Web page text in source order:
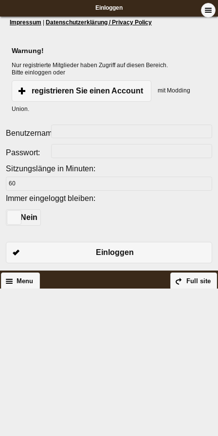
Einloggen
Impressum Datenschutzerklärung / Privacy Policy
Warnung!
Nur registrierte Mitglieder haben Zugriff auf diesen Bereich.
Bitte einloggen oder
registrieren Sie einen Account mit Modding
Union.
Benutzername:
Passwort:
Sitzungslänge in Minuten:
Immer eingeloggt bleiben:
Nein
Einloggen
Full site
Menu